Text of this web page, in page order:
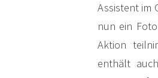
Assistent im
nun ein
Aktion
enthält